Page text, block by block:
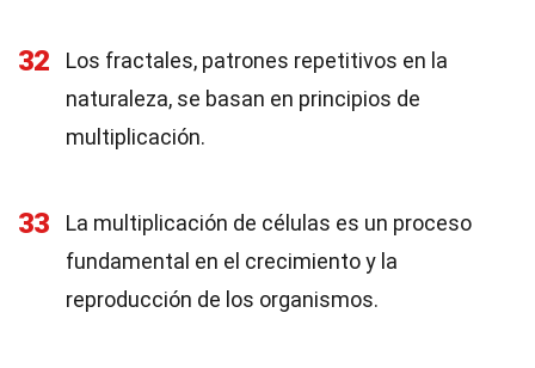
32
Los fractales, patrones repetitivos en la
naturaleza, se basan en principios de
multiplicación.
33
La multiplicación de células es un proceso
fundamental en el crecimiento y la
reproducción de los organismos.